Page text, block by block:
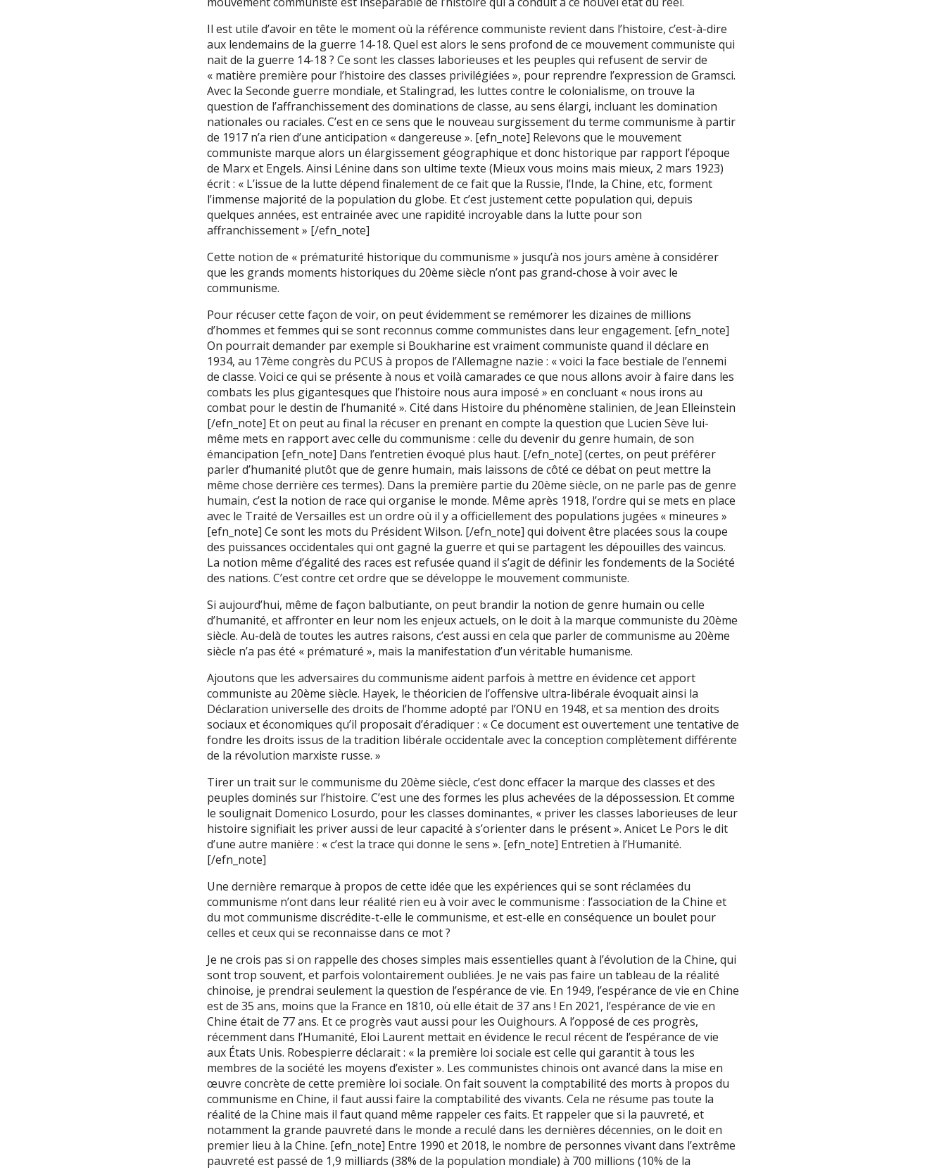
Il est utile d’avoir en tête le moment où la référence communiste revient dans l’histoire, c’est-à-dire
aux lendemains de la guerre 14-18. Quel est alors le sens profond de ce mouvement communiste qui
nait de la guerre 14-18 ? Ce sont les classes laborieuses et les peuples qui refusent de servir de
« matière première pour l’histoire des classes privilégiées », pour reprendre l’expression de Gramsci.
Avec la Seconde guerre mondiale, et Stalingrad, les luttes contre le colonialisme, on trouve la
question de l’affranchissement des dominations de classe, au sens élargi, incluant les domination
nationales ou raciales. C’est en ce sens que le nouveau surgissement du terme communisme à partir
de 1917 n’a rien d’une anticipation « dangereuse ». [efn_note] Relevons que le mouvement
communiste marque alors un élargissement géographique et donc historique par rapport l’époque
de Marx et Engels. Ainsi Lénine dans son ultime texte (Mieux vous moins mais mieux, 2 mars 1923)
écrit : « L’issue de la lutte dépend finalement de ce fait que la Russie, l’Inde, la Chine, etc, forment
l’immense majorité de la population du globe. Et c’est justement cette population qui, depuis
quelques années, est entrainée avec une rapidité incroyable dans la lutte pour son
affranchissement » [/efn_note]
Cette notion de « prématurité historique du communisme » jusqu’à nos jours amène à considérer
que les grands moments historiques du 20ème siècle n’ont pas grand-chose à voir avec le
communisme.
Pour récuser cette façon de voir, on peut évidemment se remémorer les dizaines de millions
d’hommes et femmes qui se sont reconnus comme communistes dans leur engagement. [efn_note]
On pourrait demander par exemple si Boukharine est vraiment communiste quand il déclare en
1934, au 17ème congrès du PCUS à propos de l’Allemagne nazie : « voici la face bestiale de l’ennemi
de classe. Voici ce qui se présente à nous et voilà camarades ce que nous allons avoir à faire dans les
combats les plus gigantesques que l’histoire nous aura imposé » en concluant « nous irons au
combat pour le destin de l’humanité ». Cité dans Histoire du phénomène stalinien, de Jean Elleinstein
[/efn_note] Et on peut au final la récuser en prenant en compte la question que Lucien Sève lui-
même mets en rapport avec celle du communisme : celle du devenir du genre humain, de son
émancipation [efn_note] Dans l’entretien évoqué plus haut. [/efn_note] (certes, on peut préférer
parler d’humanité plutôt que de genre humain, mais laissons de côté ce débat on peut mettre la
même chose derrière ces termes). Dans la première partie du 20ème siècle, on ne parle pas de genre
humain, c’est la notion de race qui organise le monde. Même après 1918, l’ordre qui se mets en place
avec le Traité de Versailles est un ordre où il y a officiellement des populations jugées « mineures »
[efn_note] Ce sont les mots du Président Wilson. [/efn_note] qui doivent être placées sous la coupe
des puissances occidentales qui ont gagné la guerre et qui se partagent les dépouilles des vaincus.
La notion même d’égalité des races est refusée quand il s’agit de définir les fondements de la Société
des nations. C’est contre cet ordre que se développe le mouvement communiste.
Si aujourd’hui, même de façon balbutiante, on peut brandir la notion de genre humain ou celle
d’humanité, et affronter en leur nom les enjeux actuels, on le doit à la marque communiste du 20ème
siècle. Au-delà de toutes les autres raisons, c’est aussi en cela que parler de communisme au 20ème
siècle n’a pas été « prématuré », mais la manifestation d’un véritable humanisme.
Ajoutons que les adversaires du communisme aident parfois à mettre en évidence cet apport
communiste au 20ème siècle. Hayek, le théoricien de l’offensive ultra-libérale évoquait ainsi la
Déclaration universelle des droits de l’homme adopté par l’ONU en 1948, et sa mention des droits
sociaux et économiques qu’il proposait d’éradiquer : « Ce document est ouvertement une tentative de
fondre les droits issus de la tradition libérale occidentale avec la conception complètement différente
de la révolution marxiste russe. »
Tirer un trait sur le communisme du 20ème siècle, c’est donc effacer la marque des classes et des
peuples dominés sur l’histoire. C’est une des formes les plus achevées de la dépossession. Et comme
le soulignait Domenico Losurdo, pour les classes dominantes, « priver les classes laborieuses de leur
histoire signifiait les priver aussi de leur capacité à s’orienter dans le présent ». Anicet Le Pors le dit
d’une autre manière : « c’est la trace qui donne le sens ». [efn_note] Entretien à l’Humanité.
[/efn_note]
Une dernière remarque à propos de cette idée que les expériences qui se sont réclamées du
communisme n’ont dans leur réalité rien eu à voir avec le communisme : l’association de la Chine et
du mot communisme discrédite-t-elle le communisme, et est-elle en conséquence un boulet pour
celles et ceux qui se reconnaisse dans ce mot ?
Je ne crois pas si on rappelle des choses simples mais essentielles quant à l’évolution de la Chine, qui
sont trop souvent, et parfois volontairement oubliées. Je ne vais pas faire un tableau de la réalité
chinoise, je prendrai seulement la question de l’espérance de vie. En 1949, l’espérance de vie en Chine
est de 35 ans, moins que la France en 1810, où elle était de 37 ans ! En 2021, l’espérance de vie en
Chine était de 77 ans. Et ce progrès vaut aussi pour les Ouighours. A l’opposé de ces progrès,
récemment dans l’Humanité, Eloi Laurent mettait en évidence le recul récent de l’espérance de vie
aux États Unis. Robespierre déclarait : « la première loi sociale est celle qui garantit à tous les
membres de la société les moyens d’exister ». Les communistes chinois ont avancé dans la mise en
œuvre concrète de cette première loi sociale. On fait souvent la comptabilité des morts à propos du
communisme en Chine, il faut aussi faire la comptabilité des vivants. Cela ne résume pas toute la
réalité de la Chine mais il faut quand même rappeler ces faits. Et rappeler que si la pauvreté, et
notamment la grande pauvreté dans le monde a reculé dans les dernières décennies, on le doit en
premier lieu à la Chine. [efn_note] Entre 1990 et 2018, le nombre de personnes vivant dans l’extrême
pauvreté est passé de 1,9 milliards (38% de la population mondiale) à 700 millions (10% de la